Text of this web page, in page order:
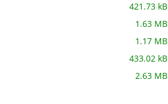
421.73 kB
1.63 MB
1.17 MB
433.02 kB
2.63 MB